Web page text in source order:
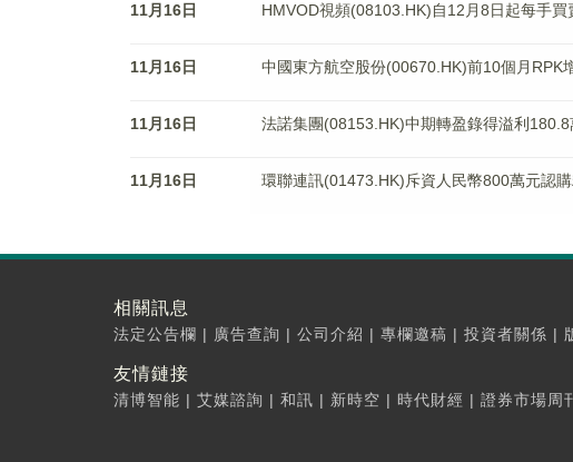
11月16日 HMVOD視頻(08103.HK)自12月8日起每手
11月16日 中國東方航空股份(00670.HK)前10個月RPK
11月16日 法諾集團(08153.HK)中期轉盈錄得溢利180.8
11月16日 環聯連訊(01473.HK)斥資人民幣800萬元認
相關訊息
法定公告欄 | 廣告查詢 | 公司介紹 | 專欄邀稿 | 投資者關係 |
友情鏈接
清博智能 | 艾媒諮詢 | 和訊 | 新時空 | 時代財經 | 證券市場周